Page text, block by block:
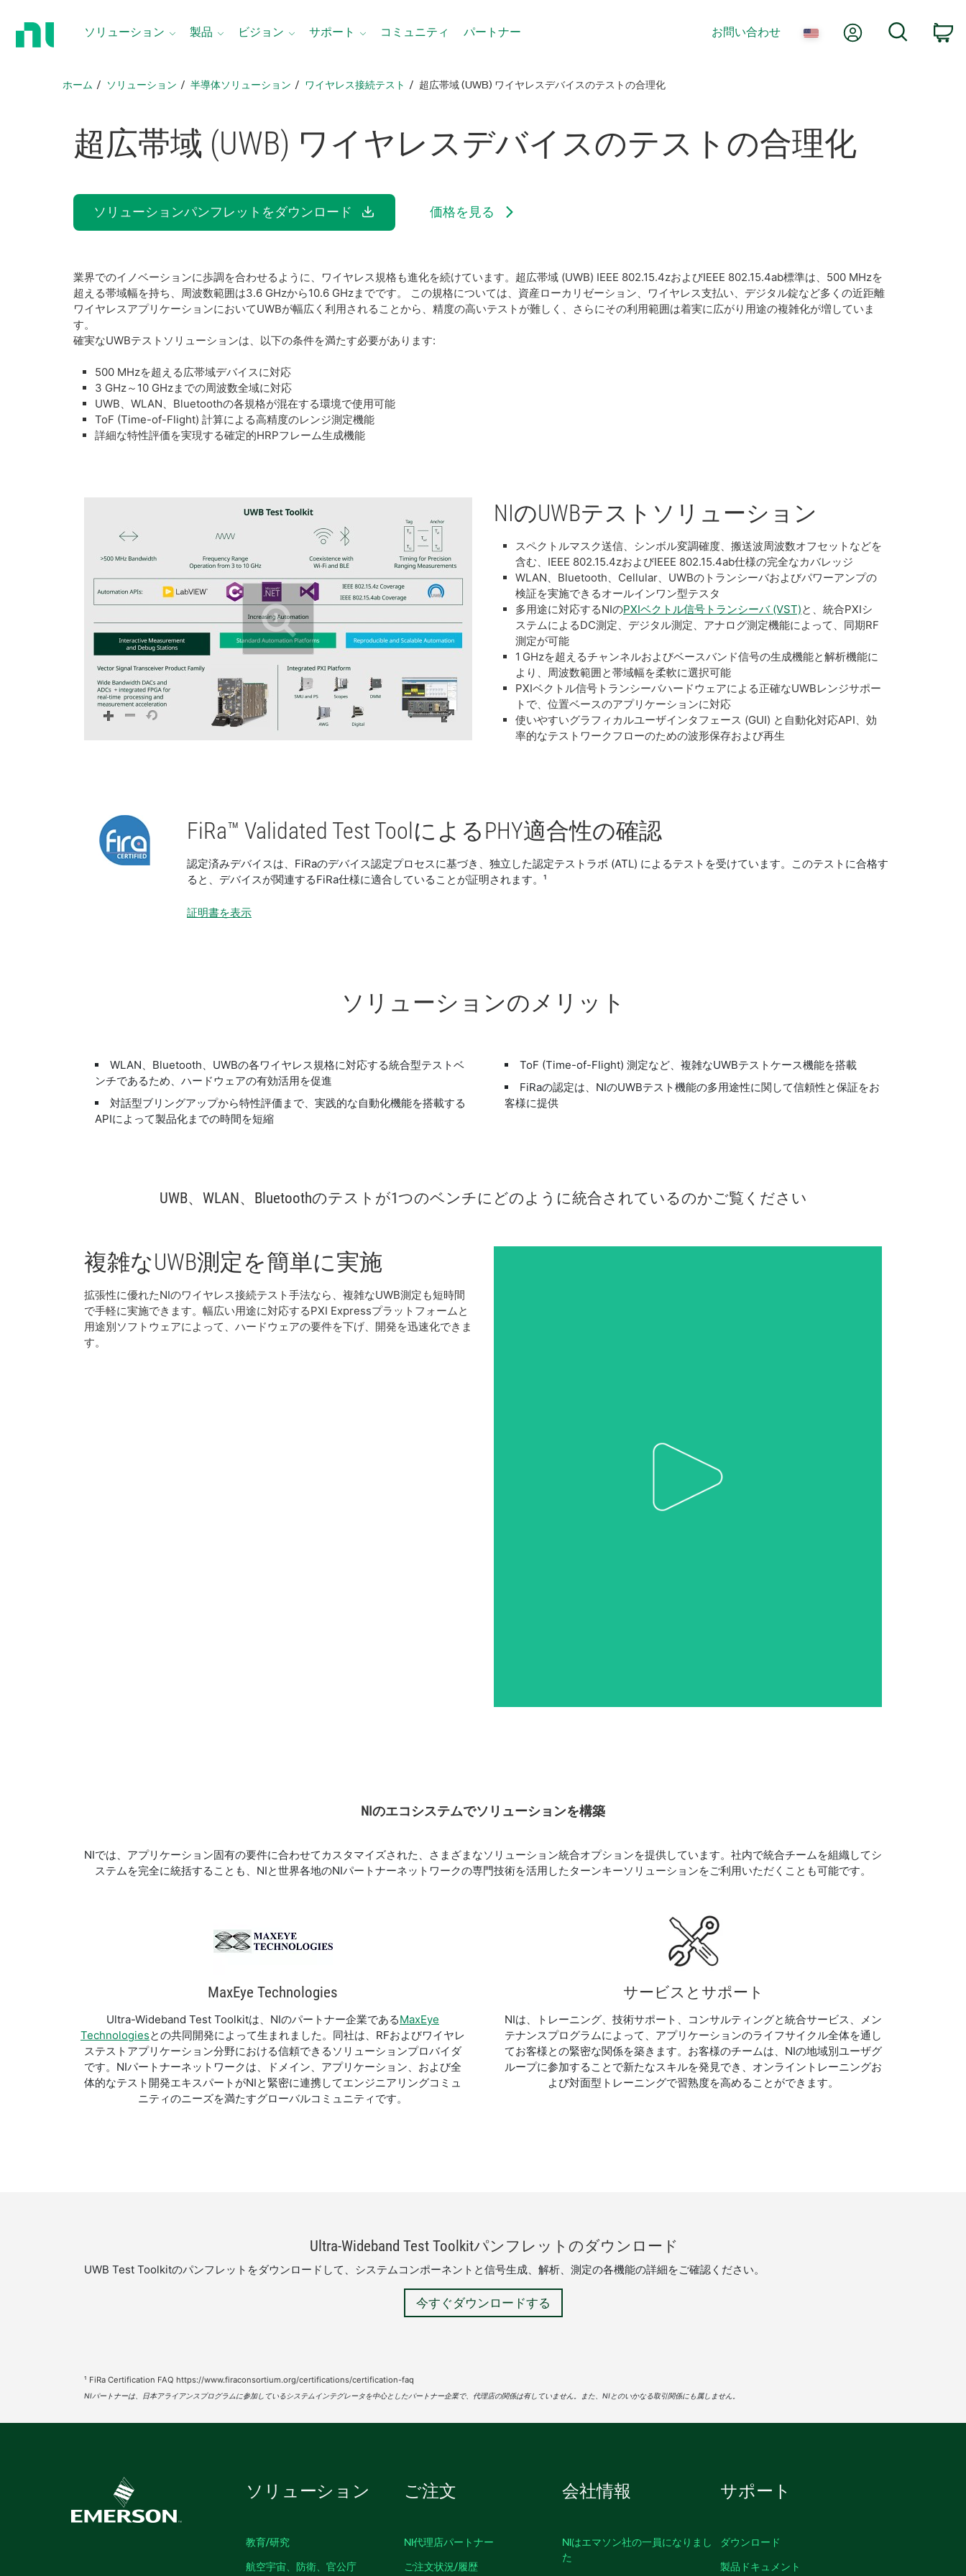
ソリューション 製品 ビジョン サポート コミュニティ パートナー お問い合わせ Myアカウント
ホーム ソリューション 半導体ソリューション ワイヤレス接続テスト 超広帯域 (UWB) ワイヤレスデバイスのテストの合理化
超広帯域 (UWB) ワイヤレスデバイスのテスト の合理化
ソリューションパンフレットをダウンロード 価格を見る
業界でのイノベーションに歩調を合わせるように、ワイヤレス規格も進化を続けています。超広帯域 (UWB) IEEE 802.15.4zおよびIEEE 802.15.4ab標準は、500 MHzを
超える帯域幅を持ち、周波数範囲は3.6 GHzから10.6 GHzまでです。 この規格については、資産ローカリゼーション、ワイヤレス支払い、デジタル錠など多くの近距離
ワイヤレスアプリケーションにおいてUWBが幅広く利用されることから、精度の高いテストが難しく、さらにその利用範囲は着実に広がり用途の複雑化が増していま
す。
確実なUWBテストソリューションは、以下の条件を満たす必要があります:
500 MHzを超える広帯域デバイスに対応
3 GHz～10 GHzまでの周波数全域に対応
UWB、WLAN、Bluetoothの各規格が混在する環境で使用可能
ToF (Time-of-Flight) 計算による高精度のレンジ測定機能
詳細な特性評価を実現する確定的HRPフレーム生成機能
NIのUWBテスト ソリ ューション
スペクトルマスク送信、シンボル変調確度、搬送波周波数オフセットなどを
含む、IEEE 802.15.4zおよびIEEE 802.15.4ab仕様の完全なカバレッジ
WLAN、Bluetooth、Cellular、UWBのトランシーバおよびパワーアンプの
検証を実施できるオールインワン型テスタ
多用途に対応するNIのPXIベクトル信号トランシーバ (VST)と、統合PXIシ
ステムによるDC測定、デジタル測定、アナログ測定機能によって、同期RF
測定が可能
1 GHzを超えるチャンネルおよびベースバンド信号の生成機能と解析機能に
より、周波数範囲と帯域幅を柔軟に選択可能
PXIベクトル信号トランシーバハードウェアによる正確なUWBレンジサポー
トで、位置ベースのアプリケーションに対応
使いやすいグラフィカルユーザインタフェース (GUI) と自動化対応API、効
率的なテストワークフローのための波形保存および再生
FiRa™ Validated Test ToolによるPHY適合性の確認
認定済みデバイスは、FiRaのデバイス認定プロセスに基づき、独立した認定テストラボ (ATL) によるテストを受けています。このテストに合格す
ると、デバイスが関連するFiRa仕様に適合していることが証明されます。¹
証明書を表示
ソリューションのメリット
WLAN、Bluetooth、UWBの各ワイヤレス規格に対応する統合型テストベ
ンチであるため、ハードウェアの有効活用を促進
対話型ブリングアップから特性評価まで、実践的な自動化機能を搭載する
APIによって製品化までの時間を短縮
ToF (Time-of-Flight) 測定など、複雑なUWBテストケース機能を搭載
FiRaの認定は、NIのUWBテスト機能の多用途性に関して信頼性と保証をお
客様に提供
UWB、 WLAN、 Bluetoothのテスト が1つのベンチに どのよう に統合さ れているのかご覧 ください
複雑なUWB測定を簡単に実施
拡張性に優れたNIのワイヤレス接続テスト手法なら、複雑なUWB測定も短時間
で手軽に実施できます。幅広い用途に対応するPXI Expressプラットフォームと
用途別ソフトウェアによって、ハードウェアの要件を下げ、開発を迅速化できま
す。
NIのエコシステムでソリューションを構築
NIでは、アプリケーション固有の要件に合わせてカスタマイズされた、さまざまなソリューション統合オプションを提供しています。社内で統合チームを組織してシ
ステムを完全に統括することも、NIと世界各地のNIパートナーネットワークの専門技術を活用したターンキーソリューションをご利用いただくことも可能です。
MaxEye Technologies
Ultra-Wideband Test Toolkitは、NIのパートナー企業であるMaxEye
Technologiesとの共同開発によって生まれました。同社は、RFおよびワイヤレ
ステストアプリケーション分野における信頼できるソリューションプロバイダ
です。NIパートナーネットワークは、ドメイン、アプリケーション、および全
体的なテスト開発エキスパートがNIと緊密に連携してエンジニアリングコミュ
ニティのニーズを満たすグローバルコミュニティです。
サービスとサポート
NIは、トレーニング、技術サポート、コンサルティングと統合サービス、メン
テナンスプログラムによって、アプリケーションのライフサイクル全体を通し
てお客様との緊密な関係を築きます。お客様のチームは、NIの地域別ユーザグ
ループに参加することで新たなスキルを発見でき、オンライントレーニングお
よび対面型トレーニングで習熟度を高めることができます。
Ultra-Wideband Test Toolkitパンフレット のダウンロード
UWB Test Toolkitのパンフレットをダウンロードして、システムコンポーネントと信号生成、解析、測定の各機能の詳細をご確認ください。
今すぐダウンロードする
¹ FiRa Certification FAQ https://www.firaconsortium.org/certifications/certification-faq
NIパートナーは、日本アライアンスプログラムに参加しているシステムインテグレータを中心としたパートナー企業で、代理店の関係は有していません。また、NIとのいかなる取引関係にも属しません。
ソリューション
教育/研究
航空宇宙、防衛、官公庁
ご注文
NI代理店パートナー
ご注文状況/履歴
会社情報
NIはエマソン社の一員になりまし
た
サポート
ダウンロード
製品ドキュメント